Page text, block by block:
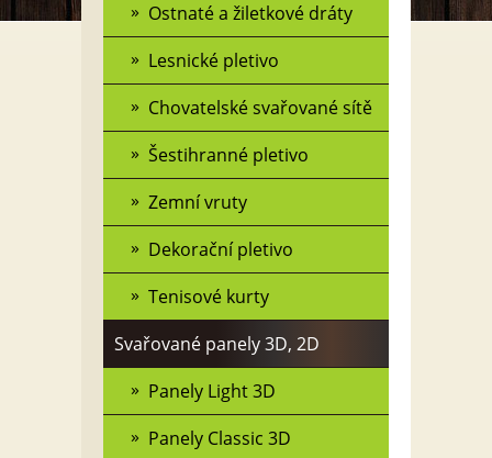
Ostnaté a žiletkové dráty
Lesnické pletivo
Chovatelské svařované sítě
Šestihranné pletivo
Zemní vruty
Dekorační pletivo
Tenisové kurty
Svařované panely 3D, 2D
Panely Light 3D
Panely Classic 3D